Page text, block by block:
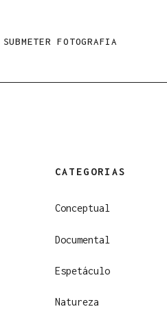
SUBMETER FOTOGRAFIA
CATEGORIAS
Conceptual
Documental
Espetáculo
Natureza